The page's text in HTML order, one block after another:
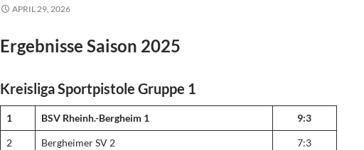
APRIL 29, 2026
Ergebnisse Saison 2025
Kreisliga Sportpistole Gruppe 1
1 BSV Rheinh.-Bergheim 1 9:3
2 Bergheimer SV 2 7:3